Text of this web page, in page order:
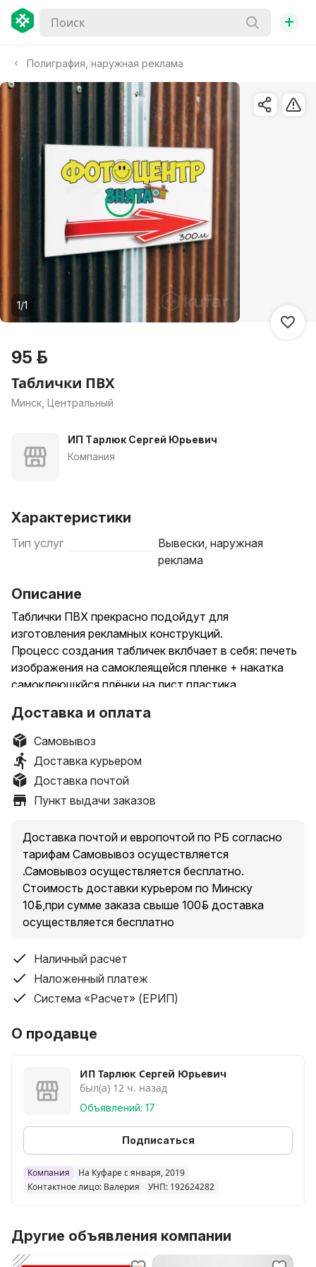
+
Полиграфия, наружная реклама
1/1
95 р.
Таблички ПВХ
Минск, Центральный
ИП Тарлюк Сергей Юрьевич
Компания
Характеристики
Тип услуг
Вывески, наружная
реклама
Описание
Таблички ПВХ прекрасно подойдут для
изготовления рекламных конструкций.
Процесс создания табличек вклбчает в себя: печеть
изображения на самоклеящейся пленке + накатка
самоклеющкйся плёнки на лист пластика.
м в помещении.
Стоимость 1 м.кв 90руб
Доставка по всей РБ*
Почта и европочта
Доставка и оплата
Самовывоз
Доставка курьером
Доставка почтой
Пункт выдачи заказов
Доставка почтой и европочтой по РБ согласно
тарифам Самовывоз осуществляется
.Самовывоз осуществляется бесплатно.
Стоимость доставки курьером по Минску
10руб.,при сумме заказа свыше 100руб. доставка
осуществляется бесплатно
Наличный расчет
Наложенный платеж
Система «Расчет» (ЕРИП)
О продавце
ИП Тарлюк Сергей Юрьевич
был(а) 12 ч. назад
Объявлений: 17
Подписаться
Компания
На Куфаре с января, 2019
Контактное лицо: Валерия
УНП: 192624282
Другие объявления компании